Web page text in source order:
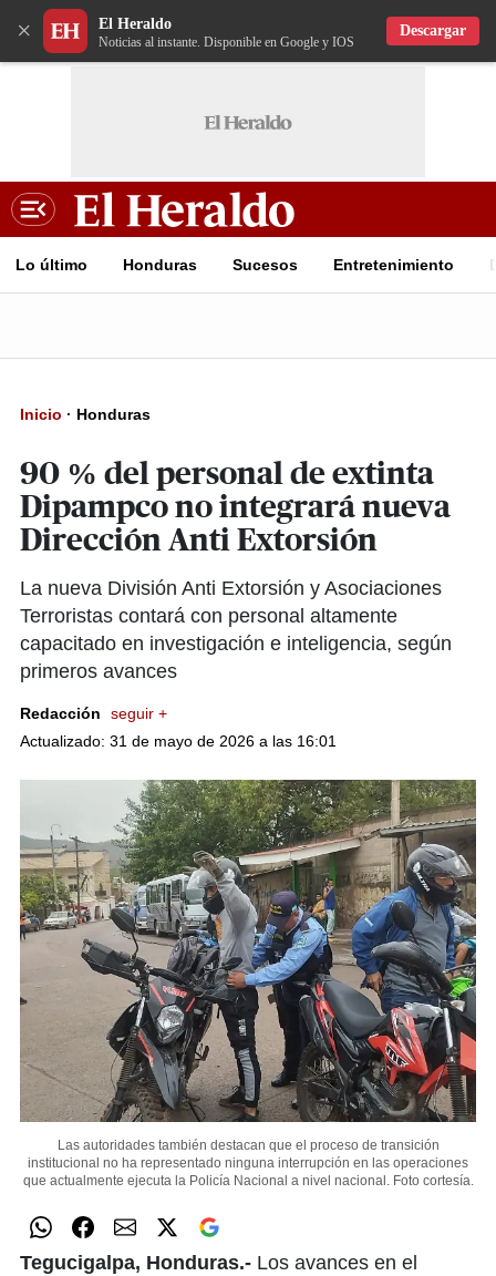
× El Heraldo
Noticias al instante. Disponible en Google y IOS
Descargar
Lo último Honduras Sucesos Entretenimiento
Inicio · Honduras
90 % del personal de extinta
Dipampco no integrará nueva
Dirección Anti Extorsión
La nueva División Anti Extorsión y Asociaciones
Terroristas contará con personal altamente
capacitado en investigación e inteligencia, según
primeros avances
Redacción
seguir +
Actualizado: 31 de mayo de 2026 a las 16:01
Las autoridades también destacan que el proceso de transición
institucional no ha representado ninguna interrupción en las operaciones
que actualmente ejecuta la Policía Nacional a nivel nacional. Foto cortesía.
Tegucigalpa, Honduras.- Los avances en el